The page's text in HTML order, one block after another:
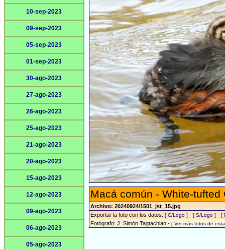
10-sep-2023
09-sep-2023
05-sep-2023
01-sep-2023
30-ago-2023
27-ago-2023
26-ago-2023
25-ago-2023
21-ago-2023
20-ago-2023
15-ago-2023
12-ago-2023
09-ago-2023
06-ago-2023
05-ago-2023
Macá común - White-
Archivo: 20240924/1501_jst_15.jpg
Exportar la foto con los datos: [ C/Logo ] - [ S/Logo ] - [
Fotógrafo: J. Simón Tagtachian - [ Ver más fotos de